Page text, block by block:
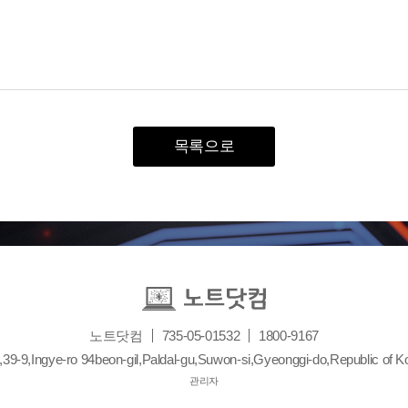
목록으로
노트닷컴 735-05-01532
1800-9167
9,Ingye-ro 94beon-gil,Paldal-gu,Suwon-si,Gyeonggi-do,Republic of
관리자